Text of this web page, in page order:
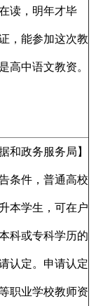
读，明年才毕
，能参加这次教
高中语文教资。
和政务服务局】
条件，普通高校
本学生，可在户
科或专科学历的
认定。申请认定
职业学校教师资